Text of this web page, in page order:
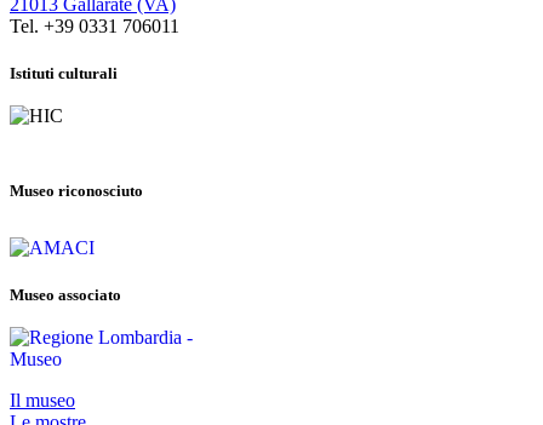
21013 Gallarate (VA)
Tel. +39 0331 706011
Istituti culturali
Museo riconosciuto
Museo associato
Il museo